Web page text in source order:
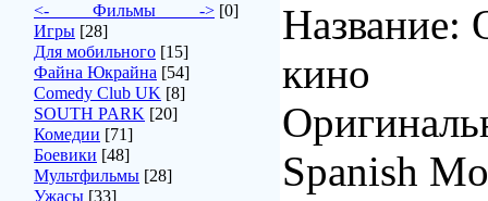
<-_____Фильмы_____-> [0]
Игры [28]
Для мобильного [15]
Файна Юкрайна [54]
Comedy Club UK [8]
SOUTH PARK [20]
Комедии [71]
Боевики [48]
Мультфильмы [28]
Ужасы [33]
Название:
кино
Spanish